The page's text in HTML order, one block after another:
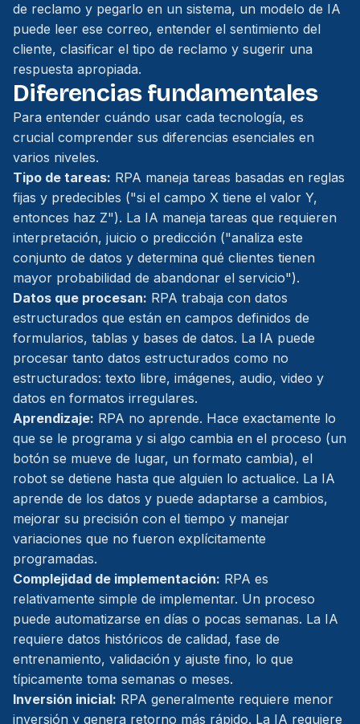
de reclamo y pegarlo en un sistema, un modelo de IA
puede leer ese correo, entender el sentimiento del
cliente, clasificar el tipo de reclamo y sugerir una
respuesta apropiada.
Diferencias fundamentales
Para entender cuándo usar cada tecnología, es
crucial comprender sus diferencias esenciales en
varios niveles.
Tipo de tareas: RPA maneja tareas basadas en reglas
fijas y predecibles ("si el campo X tiene el valor Y,
entonces haz Z"). La IA maneja tareas que requieren
interpretación, juicio o predicción ("analiza este
conjunto de datos y determina qué clientes tienen
mayor probabilidad de abandonar el servicio").
Datos que procesan: RPA trabaja con datos
estructurados que están en campos definidos de
formularios, tablas y bases de datos. La IA puede
procesar tanto datos estructurados como no
estructurados: texto libre, imágenes, audio, video y
datos en formatos irregulares.
Aprendizaje: RPA no aprende. Hace exactamente lo
que se le programa y si algo cambia en el proceso (un
botón se mueve de lugar, un formato cambia), el
robot se detiene hasta que alguien lo actualice. La IA
aprende de los datos y puede adaptarse a cambios,
mejorar su precisión con el tiempo y manejar
variaciones que no fueron explícitamente
programadas.
Complejidad de implementación: RPA es
relativamente simple de implementar. Un proceso
puede automatizarse en días o pocas semanas. La IA
requiere datos históricos de calidad, fase de
entrenamiento, validación y ajuste fino, lo que
típicamente toma semanas o meses.
Inversión inicial: RPA generalmente requiere menor
inversión y genera retorno más rápido. La IA requiere